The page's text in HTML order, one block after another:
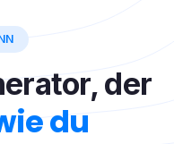
der
du